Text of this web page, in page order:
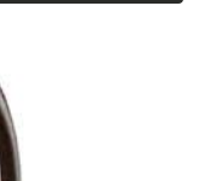
- Gedore - Cod 02174
A2 - Cod 00894
Gedore A21 - Cod 00895
J21 - Cod 00893